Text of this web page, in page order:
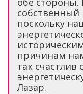
поскольку
причинам
так счастлив
Лазар.